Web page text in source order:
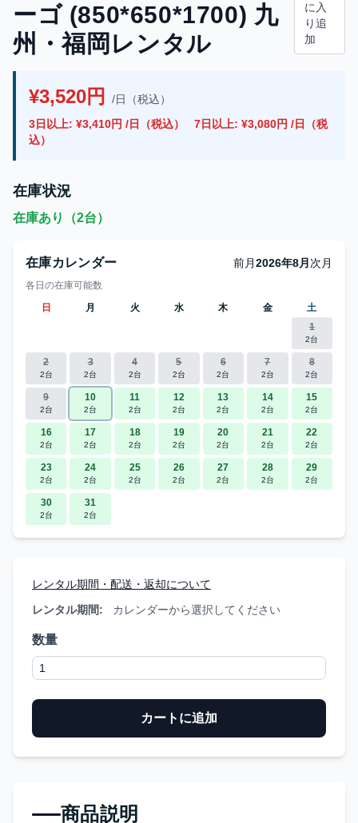
ーゴ (850*650*1700) 九
州・福岡レンタル
に入
り追
加
¥3,520円
/日（税込）
3日以上: ¥3,410円 /日（税込）
7日以上: ¥3,080円 /日（税
込）
在庫状況
在庫あり（2台）
在庫カレンダー 前月2026年8月 次月
各日の在庫可能数
日
月 火 水 木 金
土
1
2台
2
2台
3
2台
4
2台
5
2台
6
2台
7
2台
8
2台
9
2台
10
2台
11
2台
12
2台
13
2台
14
2台
15
2台
16
2台
17
2台
18
2台
19
2台
20
2台
21
2台
22
2台
23
2台
24
2台
25
2台
26
2台
27
2台
28
2台
29
2台
30
2台
31
2台
レンタル期間・配送・返却について
レンタル期間:
カレンダーから選択してください
数量
カートに追加
商品説明